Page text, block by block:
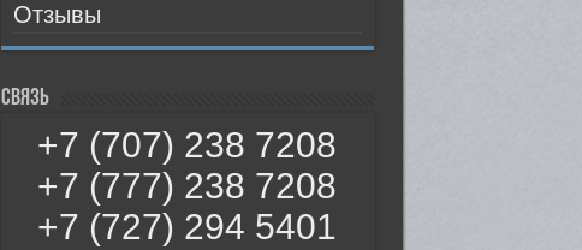
Отзывы
Связь
+7 (707) 238 7208
+7 (777) 238 7208
+7 (727) 294 5401